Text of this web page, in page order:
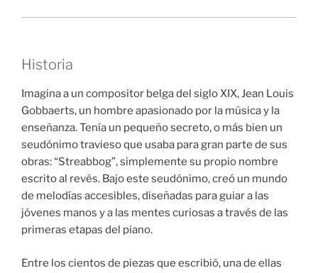
Historia
Imagina a un compositor belga del siglo XIX, Jean Louis
Gobbaerts, un hombre apasionado por la música y la
enseñanza. Tenía un pequeño secreto, o más bien un
seudónimo travieso que usaba para gran parte de sus
obras: “Streabbog”, simplemente su propio nombre
escrito al revés. Bajo este seudónimo, creó un mundo
de melodías accesibles, diseñadas para guiar a las
jóvenes manos y a las mentes curiosas a través de las
primeras etapas del piano.
Entre los cientos de piezas que escribió, una de ellas